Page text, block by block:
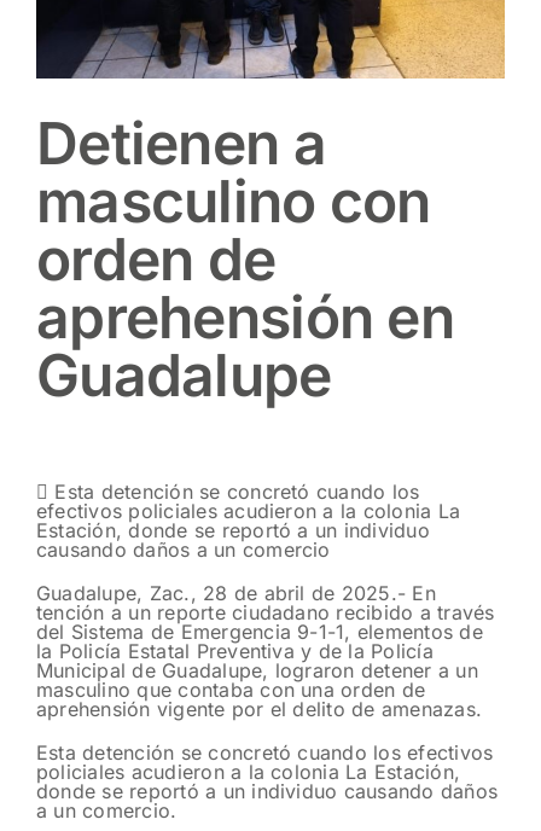
Detienen a
masculino con
orden de
aprehensión en
Guadalupe
 Esta detención se concretó cuando los
efectivos policiales acudieron a la colonia La
Estación, donde se reportó a un individuo
causando daños a un comercio
Guadalupe, Zac., 28 de abril de 2025.- En
tención a un reporte ciudadano recibido a través
del Sistema de Emergencia 9-1-1, elementos de
la Policía Estatal Preventiva y de la Policía
Municipal de Guadalupe, lograron detener a un
masculino que contaba con una orden de
aprehensión vigente por el delito de amenazas.
Esta detención se concretó cuando los efectivos
policiales acudieron a la colonia La Estación,
donde se reportó a un individuo causando daños
a un comercio.